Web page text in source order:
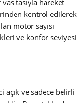
hareket
kontrol edilerek
motor sayısı
ve konfor seviyesi
açık ve sadece belirli